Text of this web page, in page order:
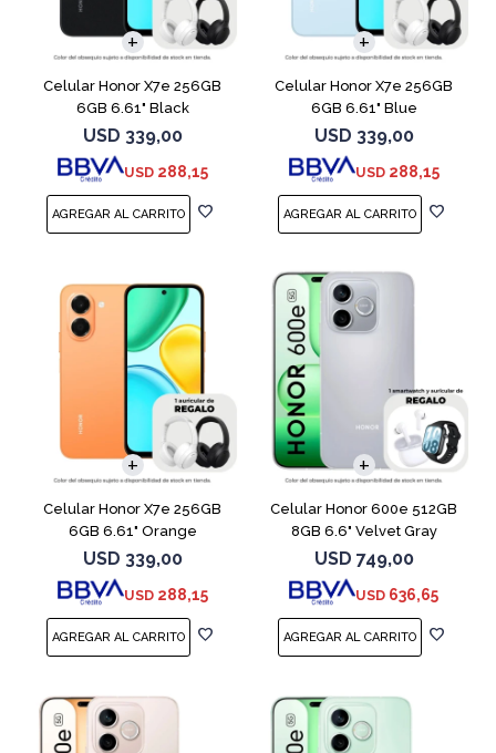
Celular Honor X7e 256GB
6GB 6.61" Black
USD 339,00
USD 288,15
COMPARAR
Celular Honor X7e 256GB
6GB 6.61" Blue
USD 339,00
USD 288,15
COMPARAR
Celular Honor X7e 256GB
6GB 6.61" Orange
USD 339,00
USD 288,15
COMPARAR
Celular Honor 600e 512GB
8GB 6.6" Velvet Gray
USD 749,00
USD 636,65
COMPARAR